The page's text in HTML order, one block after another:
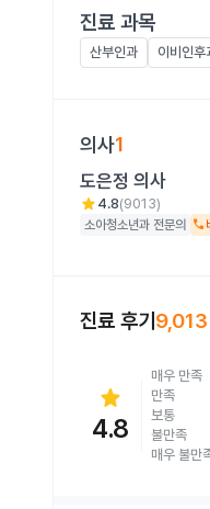
진료 과목
산부인과 이비인후
의사1
도은정 의사
star 4.8(9013)
소아청소년과 전문의 call
진료 후기 9,013
star
4.8
매우 만족
만족
보통
불만족
매우 불만